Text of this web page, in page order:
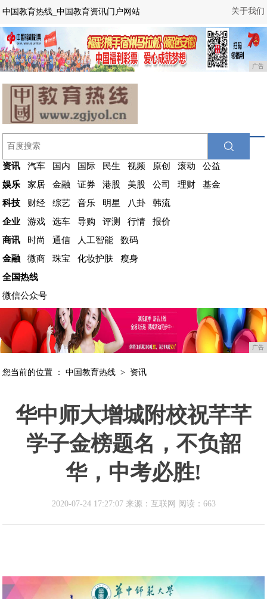
关于我们
中国教育热线_中国教育资讯门户网站
广告
资讯 汽车 国内 国际 民生 视频 原创 滚动
公益
娱乐
家居 金融 证券 港股 美股 公司 理财
基金
科技
财经 综艺 音乐 明星 八卦
韩流
企业
游戏 选车 导购 评测 行情
报价
商讯
时尚 通信 人工智能
数码
金融
微商 珠宝 化妆护肤
瘦身
全国热线
微信公众号
广告
您当前的位置 ：中国教育热线 > 资讯
华中师大增城附校祝芊芊
学子金榜题名，不负韶
华，中考必胜!
2020-07-24 17:27:07 来源：互联网 阅读：663